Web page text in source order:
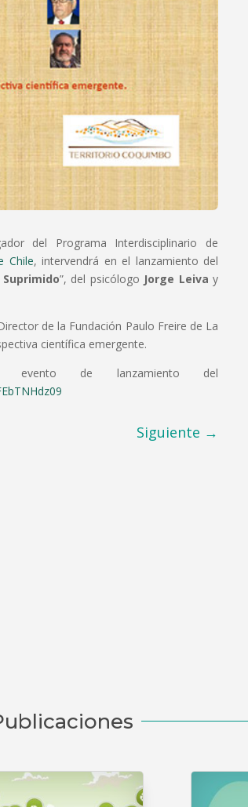
del Programa Interdisciplinario de
Chile, intervendrá en el lanzamiento del
”, del psicólogo Jorge Leiva y
de la Fundación Paulo Freire de La
científica emergente.
de lanzamiento del
Siguiente →